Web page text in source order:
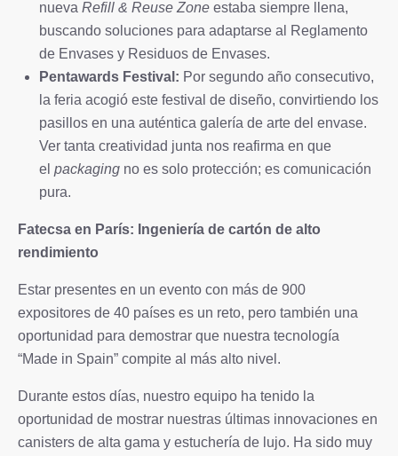
nueva Refill & Reuse Zone estaba siempre llena,
buscando soluciones para adaptarse al Reglamento
de Envases y Residuos de Envases.
Pentawards Festival: Por segundo año consecutivo,
la feria acogió este festival de diseño, convirtiendo los
pasillos en una auténtica galería de arte del envase.
Ver tanta creatividad junta nos reafirma en que
el packaging no es solo protección; es comunicación
pura.
Fatecsa en París: Ingeniería de cartón de alto
rendimiento
Estar presentes en un evento con más de 900
expositores de 40 países es un reto, pero también una
oportunidad para demostrar que nuestra tecnología
“Made in Spain” compite al más alto nivel.
Durante estos días, nuestro equipo ha tenido la
oportunidad de mostrar nuestras últimas innovaciones en
canisters de alta gama y estuchería de lujo. Ha sido muy